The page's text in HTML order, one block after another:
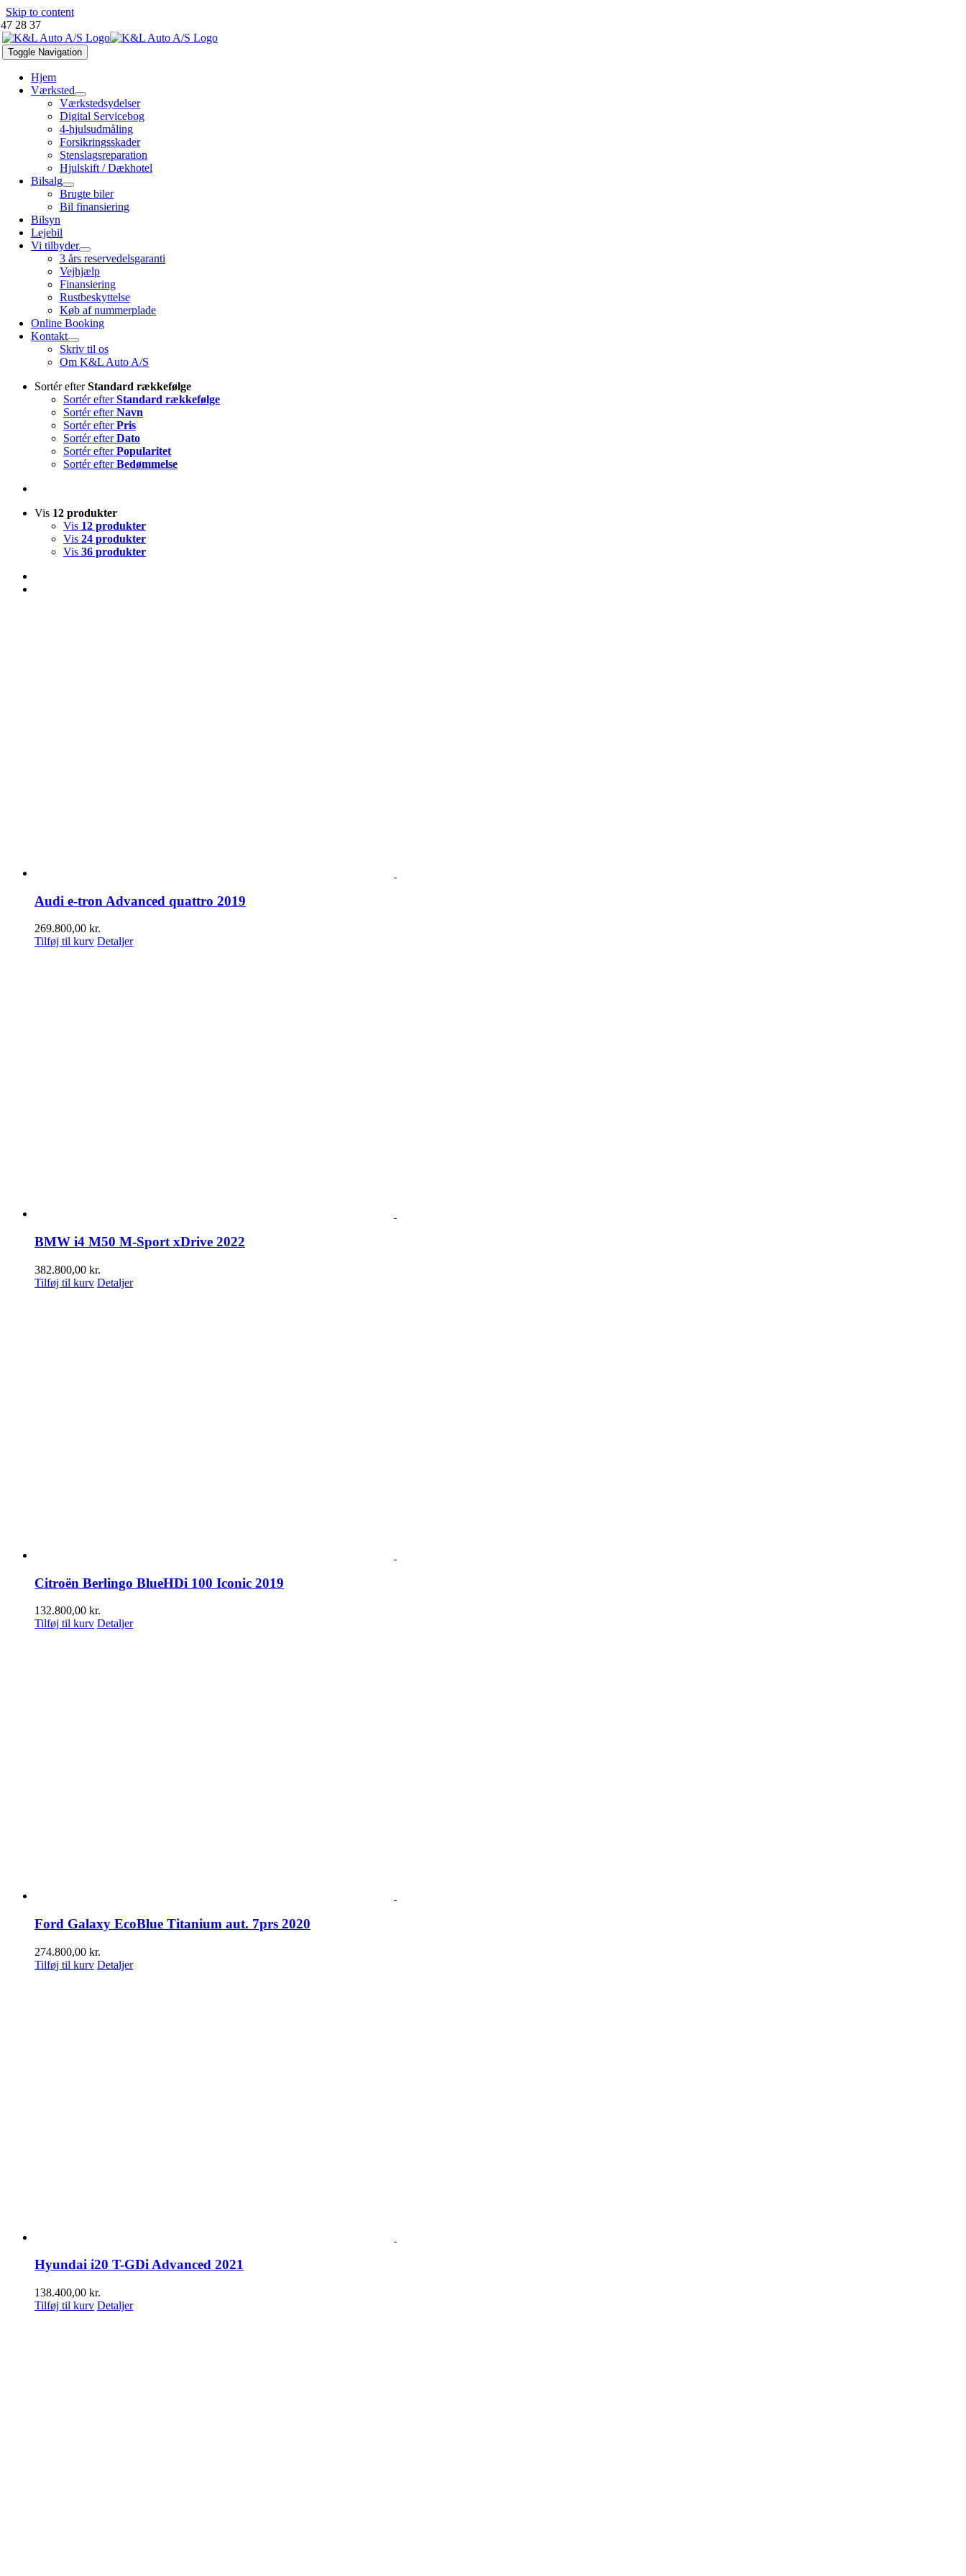
Skip to content
28 37
Toggle Navigation
Hjem
Værksted
Værkstedsydelser
Digital Servicebog
4-hjulsudmåling
Forsikringsskader
Stenslagsreparation
Hjulskift / Dækhotel
Bilsalg
Brugte biler
Bil finansiering
Bilsyn
Lejebil
Vi tilbyder
3 års reservedelsgaranti
Vejhjælp
Finansiering
Rustbeskyttelse
Køb af nummerplade
Online Booking
Kontakt
Skriv til os
Om K&L Auto A/S
Sortér efterStandard rækkefølge
Sortér efterStandard rækkefølge
Sortér efterNavn
Sortér efterPris
Sortér efterDato
Sortér efterPopularitet
Sortér efterBedømmelse
Vis 12 produkter
Vis 12 produkter
Vis 24 produkter
Vis 36 produkter
Audi e-tron Advanced quattro 2019
269.800,00 kr.
Tilføj til kurv Detaljer
BMW i4 M50 M-Sport xDrive 2022
382.800,00 kr.
Tilføj til kurv Detaljer
Citroën Berlingo BlueHDi 100 Iconic 2019
132.800,00 kr.
Tilføj til kurv Detaljer
Ford Galaxy EcoBlue Titanium aut. 7prs 2020
274.800,00 kr.
Tilføj til kurv Detaljer
Hyundai i20 T-GDi Advanced 2021
138.400,00 kr.
Tilføj til kurv Detaljer